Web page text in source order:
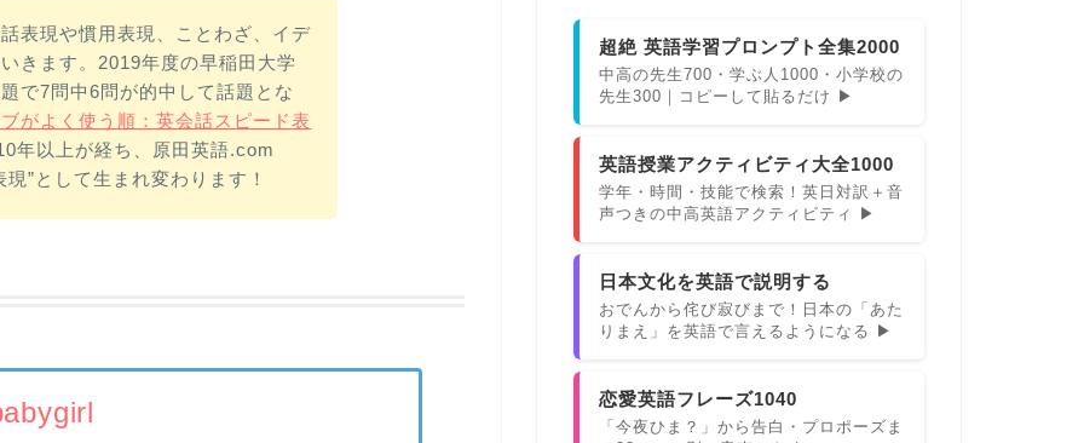
表現や慣用表現、ことわざ、イデ
きます。2019年度の早稲田大学
で7問中6問が的中して話題とな
がよく使う順：英会話スピード表
年以上が経ち、原田英語.com
”として生まれ変わります！
超絶 英語学習プロンプト全集2000
中高の先生700・学ぶ人1000・小学校の
先生300｜コピーして貼るだけ ▶
英語授業アクティビティ大全1000
学年・時間・技能で検索！英日対訳＋音
声つきの中高英語アクティビティ ▶
日本文化を英語で説明する
おでんから侘び寂びまで！日本の「あた
りまえ」を英語で言えるようになる ▶
恋愛英語フレーズ1040
「今夜ひま？」から告白・プロポーズま